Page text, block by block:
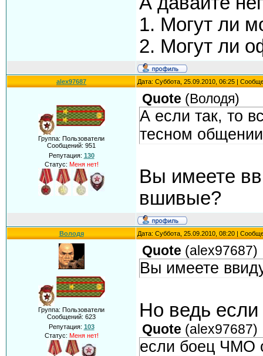
1. Могут ли
2. Могут ли
alex97687 Дата: Суббота, 25.09.2010, 06:25 |
Группа: Пользователи
Сообщений: 951
Репутация: 130
Статус: Меня нет!
Quote (Володя)
А если так, то
тесном
Вы имеете
вшивые?
Володя Дата: Суббота, 25.09.2010, 08:20 |
Группа: Пользователи
Сообщений: 623
Репутация: 103
Статус: Меня нет!
Quote (alex97687)
Вы имеете
Но ведь если
Quote (alex97687)
если боец ЧМО